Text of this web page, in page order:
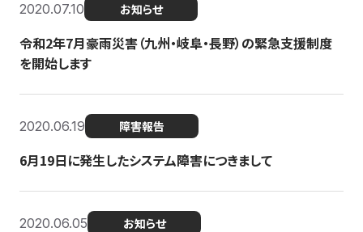
2020.07.10 お知らせ
令和2年7月豪雨災害（九州・岐阜・長野）の緊急支援制度
を開始します
2020.06.19 障害報告
6月19日に発生したシステム障害につきまして
2020.06.05 お知らせ